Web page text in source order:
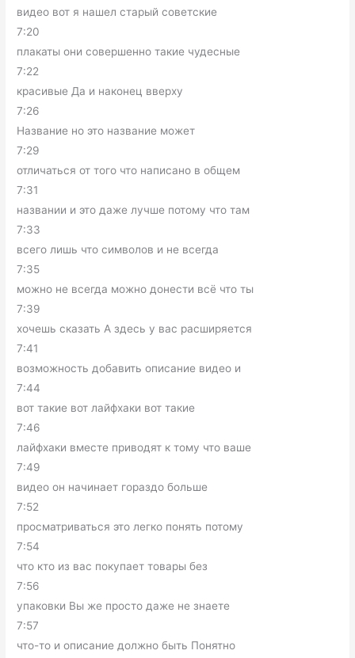
видео вот я нашел старый советские
7:20
плакаты они совершенно такие чудесные
7:22
красивые Да и наконец вверху
7:26
Название но это название может
7:29
отличаться от того что написано в общем
7:31
названии и это даже лучше потому что там
7:33
всего лишь что символов и не всегда
7:35
можно не всегда можно донести всё что ты
7:39
хочешь сказать А здесь у вас расширяется
7:41
возможность добавить описание видео и
7:44
вот такие вот лайфхаки вот такие
7:46
лайфхаки вместе приводят к тому что ваше
7:49
видео он начинает гораздо больше
7:52
просматриваться это легко понять потому
7:54
что кто из вас покупает товары без
7:56
упаковки Вы же просто даже не знаете
7:57
что-то и описание должно быть Понятно